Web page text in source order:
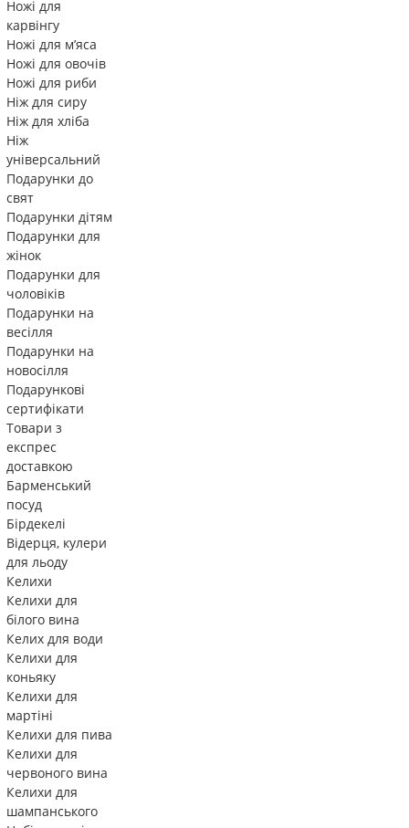
Ножі для
карвінгу
Ножі для м’яса
Ножі для овочів
Ножі для риби
Ніж для сиру
Ніж для хліба
Ніж
універсальний
Подарунки до
свят
Подарунки дітям
Подарунки для
жінок
Подарунки для
чоловіків
Подарунки на
весілля
Подарунки на
новосілля
Подарункові
сертифікати
Товари з
експрес
доставкою
Барменський
посуд
Бірдекелі
Відерця, кулери
для льоду
Келихи
Келихи для
білого вина
Келих для води
Келихи для
коньяку
Келихи для
мартіні
Келихи для пива
Келихи для
червоного вина
Келихи для
шампанського